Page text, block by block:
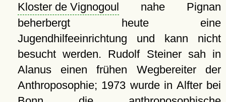
Kloster de Vignogoul
nahe Pignan
beherbergt heute eine
Jugendhilfeeinrichtung und kann nicht
besucht werden. Rudolf Steiner sah in
Alanus einen frühen Wegbereiter der
Anthroposophie; 1973 wurde in Alfter bei